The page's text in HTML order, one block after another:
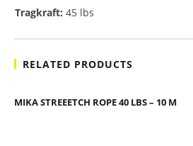
Tragkraft: 45 lbs
RELATED PRODUCTS
MIKA STREEETCH ROPE 40 LBS – 10 M